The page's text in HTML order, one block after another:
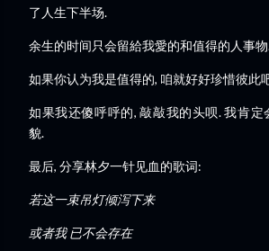
了人生下半场.
余生的时间只会留給我愛的和值得的人事
如果你认为我是值得的, 咱就好好珍惜彼此
如果我还傻呼呼的, 敲敲我的头呗. 我肯定
貌.
最后, 分享林夕一针见血的歌词:
若这一束吊灯倾泻下来
或者我 已不会存在